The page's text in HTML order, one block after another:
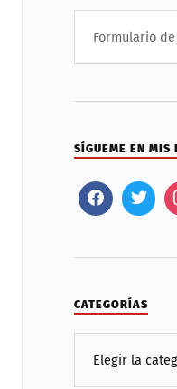
SÍGUEME EN MIS
CATEGORÍAS